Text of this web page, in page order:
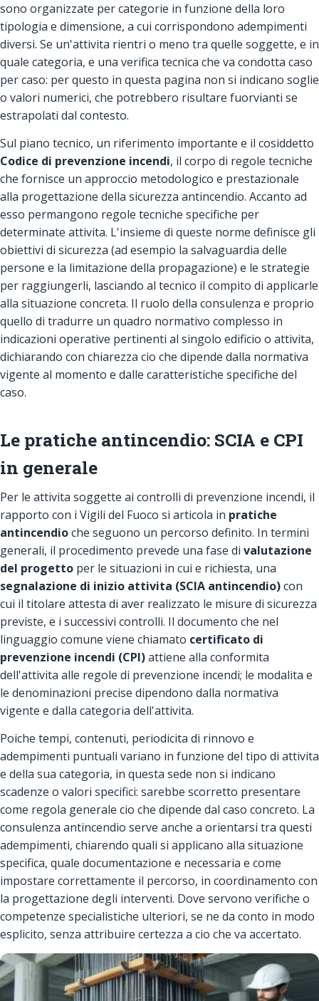
sono organizzate per categorie in funzione della loro
tipologia e dimensione, a cui corrispondono adempimenti
diversi. Se un'attivita rientri o meno tra quelle soggette, e in
quale categoria, e una verifica tecnica che va condotta caso
per caso: per questo in questa pagina non si indicano soglie
o valori numerici, che potrebbero risultare fuorvianti se
estrapolati dal contesto.
Sul piano tecnico, un riferimento importante e il cosiddetto
Codice di prevenzione incendi, il corpo di regole tecniche
che fornisce un approccio metodologico e prestazionale
alla progettazione della sicurezza antincendio. Accanto ad
esso permangono regole tecniche specifiche per
determinate attivita. L'insieme di queste norme definisce gli
obiettivi di sicurezza (ad esempio la salvaguardia delle
persone e la limitazione della propagazione) e le strategie
per raggiungerli, lasciando al tecnico il compito di applicarle
alla situazione concreta. Il ruolo della consulenza e proprio
quello di tradurre un quadro normativo complesso in
indicazioni operative pertinenti al singolo edificio o attivita,
dichiarando con chiarezza cio che dipende dalla normativa
vigente al momento e dalle caratteristiche specifiche del
caso.
Le pratiche antincendio: SCIA e CPI
in generale
Per le attivita soggette ai controlli di prevenzione incendi, il
rapporto con i Vigili del Fuoco si articola in pratiche
antincendioche seguono un percorso definito. In termini
generali, il procedimento prevede una fase di valutazione
del progetto per le situazioni in cui e richiesta, una
segnalazione di inizio attivita (SCIA antincendio)con
cui il titolare attesta di aver realizzato le misure di sicurezza
previste, e i successivi controlli. Il documento che nel
linguaggio comune viene chiamato certificato di
prevenzione incendi (CPI)attiene alla conformita
dell'attivita alle regole di prevenzione incendi; le modalita e
le denominazioni precise dipendono dalla normativa
vigente e dalla categoria dell'attivita.
Poiche tempi, contenuti, periodicita di rinnovo e
adempimenti puntuali variano in funzione del tipo di attivita
e della sua categoria, in questa sede non si indicano
scadenze o valori specifici: sarebbe scorretto presentare
come regola generale cio che dipende dal caso concreto. La
consulenza antincendio serve anche a orientarsi tra questi
adempimenti, chiarendo quali si applicano alla situazione
specifica, quale documentazione e necessaria e come
impostare correttamente il percorso, in coordinamento con
la progettazione degli interventi. Dove servono verifiche o
competenze specialistiche ulteriori, se ne da conto in modo
esplicito, senza attribuire certezza a cio che va accertato.